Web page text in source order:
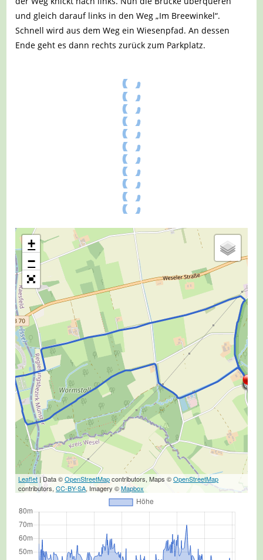
und gleich darauf links in den Weg „Im Breewinkel“.
Schnell wird aus dem Weg ein Wiesenpfad. An dessen
Ende geht es dann rechts zurück zum Parkplatz.
+
−
Leaflet| Data ©OpenStreetMapcontributors, Maps ©OpenStreetMap
contributors,CC-BY-SA, Imagery ©Mapbox